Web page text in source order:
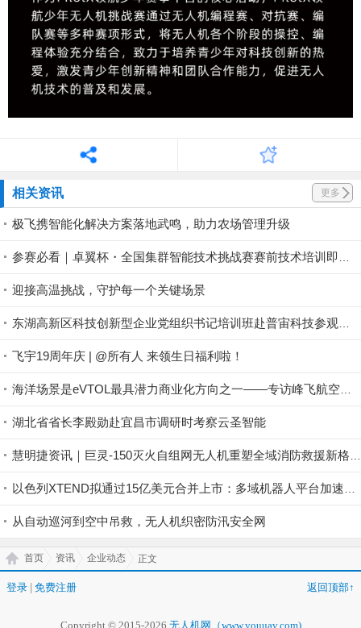
相关资讯 更多
极飞携智能化解决方案落地武鸣，助力农场管理升级
迎接高温挑战，守护每一个关键场景
飞宇19周年庆 | @所有人 来领生日福利啦！
湖北省省长李殿勋赴宜昌市调研时考察云圣智能
从自动巡河到空中吊救，无人机织密防汛安全网
首页 资讯 企业动态 正文
登录 | 免费注册 返回顶部↑
Copyright © 2015-2026 无人机网（www.youuav.com)